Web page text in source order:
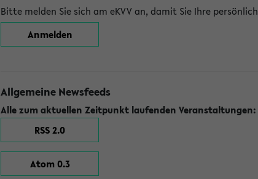
Bitte melden Sie sich am eKVV an, damit Sie Ihre
Anmelden
Allgemeine Newsfeeds
Alle zum aktuellen Zeitpunkt laufenden Veranstaltungen:
RSS 2.0
Atom 0.3